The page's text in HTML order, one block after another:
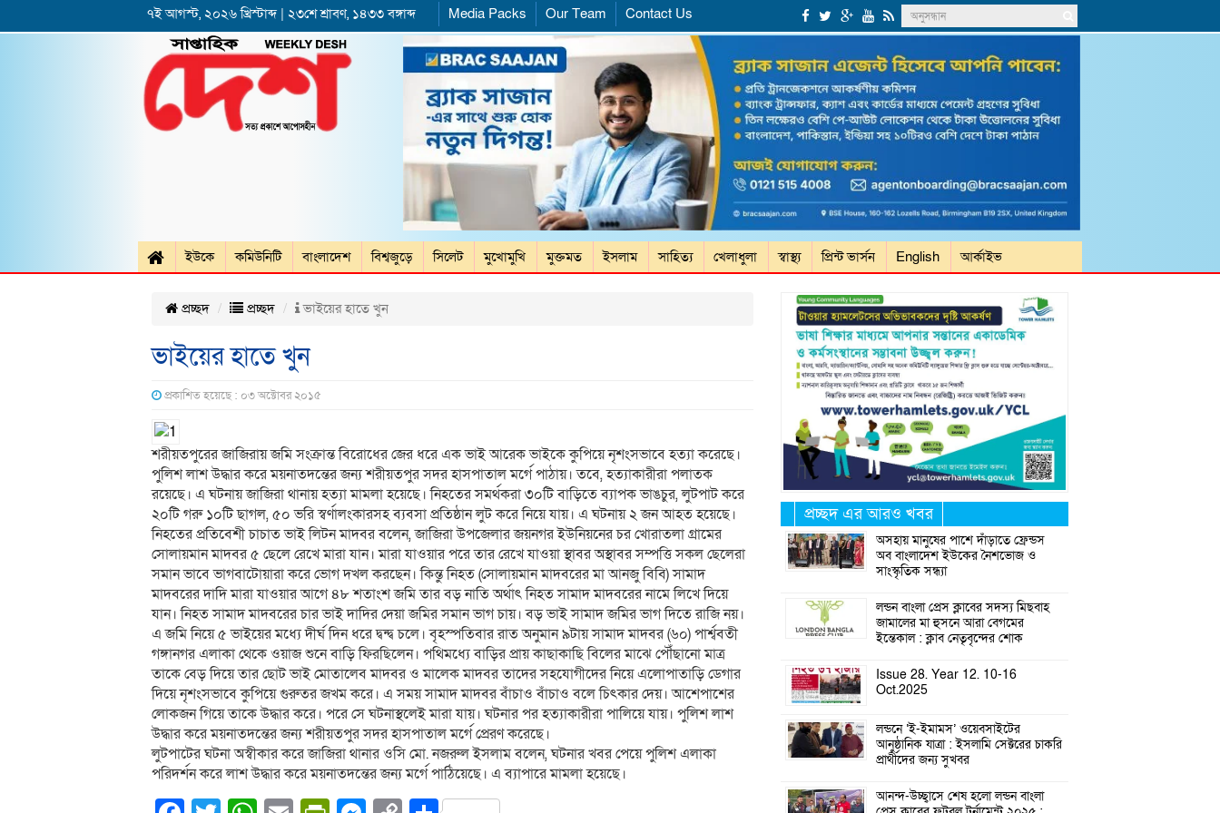
৭ই আগস্ট, ২০২৬ খ্রিস্টাব্দ | ২৩শে শ্রাবণ, ১৪৩৩ বঙ্গাব্দ Media Packs Our Team Contact Us
ইউকে কমিউনিটি বাংলাদেশ বিশ্বজুড়ে সিলেট মুখোমুখি মুক্তমত ইসলাম সাহিত্য খেলাধুলা স্বাস্থ্য প্রিন্ট ভার্সন English আর্কাইভ
প্রচ্ছদ প্রচ্ছদ ভাইয়ের হাতে খুন
ভাইয়ের হাতে খুন
প্রকাশিত হয়েছে : ০৩ অক্টোবর ২০১৫
শরীয়তপুরের জাজিরায় জমি সংক্রান্ত বিরোধের জের ধরে এক ভাই আরেক ভাইকে কুপিয়ে নৃশংসভাবে হত্যা করেছে।
পুলিশ লাশ উদ্ধার করে ময়নাতদন্তের জন্য শরীয়তপুর সদর হাসপাতাল মর্গে পাঠায়। তবে, হত্যাকারীরা পলাতক
রয়েছে। এ ঘটনায় জাজিরা থানায় হত্যা মামলা হয়েছে। নিহতের সমর্থকরা ৩০টি বাড়িতে ব্যাপক ভাঙচুর, লুটপাট করে
২০টি গরু ১০টি ছাগল, ৫০ ভরি স্বর্ণালংকারসহ ব্যবসা প্রতিষ্ঠান লুট করে নিয়ে যায়। এ ঘটনায় ২ জন আহত হয়েছে।
নিহতের প্রতিবেশী চাচাত ভাই লিটন মাদবর বলেন, জাজিরা উপজেলার জয়নগর ইউনিয়নের চর খোরাতলা গ্রামের
সোলায়মান মাদবর ৫ ছেলে রেখে মারা যান। মারা যাওয়ার পরে তার রেখে যাওয়া স্থাবর অস্থাবর সম্পত্তি সকল ছেলেরা
সমান ভাবে ভাগবাটোয়ারা করে ভোগ দখল করছেন। কিন্তু নিহত (সোলায়মান মাদবরের মা আনজু বিবি) সামাদ
মাদবরের দাদি মারা যাওয়ার আগে ৪৮ শতাংশ জমি তার বড় নাতি অর্থাৎ নিহত সামাদ মাদবরের নামে লিখে দিয়ে
যান। নিহত সামাদ মাদবরের চার ভাই দাদির দেয়া জমির সমান ভাগ চায়। বড় ভাই সামাদ জমির ভাগ দিতে রাজি নয়।
এ জমি নিয়ে ৫ ভাইয়ের মধ্যে দীর্ঘ দিন ধরে দ্বন্দ্ব চলে। বৃহস্পতিবার রাত অনুমান ৯টায় সামাদ মাদবর (৬০) পার্শ্ববতী
গঙ্গানগর এলাকা থেকে ওয়াজ শুনে বাড়ি ফিরছিলেন। পথিমধ্যে বাড়ির প্রায় কাছাকাছি বিলের মাঝে পৌঁছানো মাত্র
তাকে বেড় দিয়ে তার ছোট ভাই মোতালেব মাদবর ও মালেক মাদবর তাদের সহযোগীদের নিয়ে এলোপাতাড়ি ডেগার
দিয়ে নৃশংসভাবে কুপিয়ে গুরুতর জখম করে। এ সময় সামাদ মাদবর বাঁচাও বাঁচাও বলে চিৎকার দেয়। আশেপাশের
লোকজন গিয়ে তাকে উদ্ধার করে। পরে সে ঘটনাস্থলেই মারা যায়। ঘটনার পর হত্যাকারীরা পালিয়ে যায়। পুলিশ লাশ
উদ্ধার করে ময়নাতদন্তের জন্য শরীয়তপুর সদর হাসপাতাল মর্গে প্রেরণ করেছে।
লুটপাটের ঘটনা অস্বীকার করে জাজিরা থানার ওসি মো. নজরুল ইসলাম বলেন, ঘটনার খবর পেয়ে পুলিশ এলাকা
পরিদর্শন করে লাশ উদ্ধার করে ময়নাতদন্তের জন্য মর্গে পাঠিয়েছে। এ ব্যাপারে মামলা হয়েছে।
প্রচ্ছদ এর আরও খবর
অসহায় মানুষের পাশে দাঁড়াতে ফ্রেন্ডস
অব বাংলাদেশ ইউকের নৈশভোজ ও
সাংস্কৃতিক সন্ধ্যা
লন্ডন বাংলা প্রেস ক্লাবের সদস্য মিছবাহ
জামালের মা হুসনে আরা বেগমের
ইন্তেকাল : ক্লাব নেতৃবৃন্দের শোক
Issue 28. Year 12. 10-16
Oct.2025
লন্ডনে ‘ই-ইমামস’ ওয়েবসাইটের
আনুষ্ঠানিক যাত্রা : ইসলামি সেক্টরের চাকরি
প্রার্থীদের জন্য সুখবর
আনন্দ-উচ্ছ্বাসে শেষ হলো লন্ডন বাংলা